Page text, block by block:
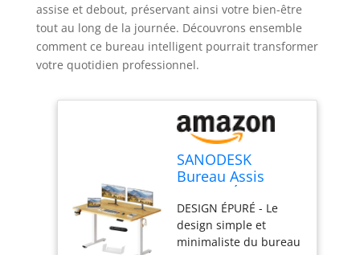
assise et debout, préservant ainsi votre bien-être
tout au long de la journée. Découvrons ensemble
comment ce bureau intelligent pourrait transformer
votre quotidien professionnel.
SANODESK
Bureau Assis
Debout Électrique
140 x 60cm,
Bureau Debout
Réglable en
DESIGN ÉPURÉ - Le
design simple et
minimaliste du bureau